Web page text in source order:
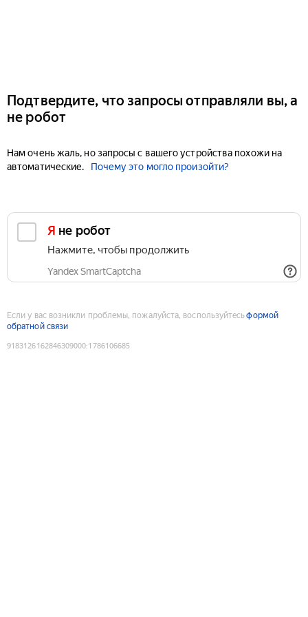
Подтвердите, что запросы отправляли вы, а
не робот
Нам очень жаль, но запросы с вашего устройства похожи на
автоматические.
Почему это могло произойти?
Я не робот
Нажмите, чтобы продолжить
Yandex SmartCaptcha
Если у вас возникли проблемы, пожалуйста, воспользуйтесьформой
обратной связи
9183126162846309000:1786106685